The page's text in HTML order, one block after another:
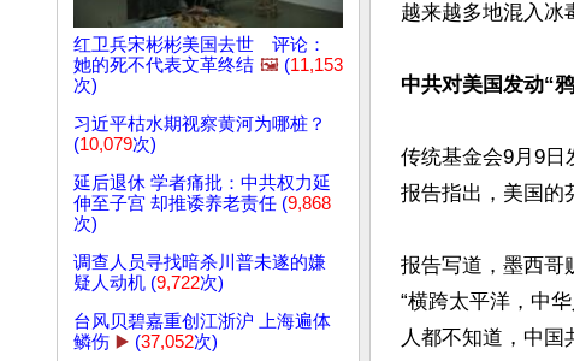
红卫兵宋彬彬美国去世 评论：
她的死不代表文革终结 🖼️ (11,153
次)
习近平枯水期视察黄河为哪桩？
(10,079次)
延后退休 学者痛批：中共权力延
伸至子宫 却推诿养老责任 (9,868
次)
调查人员寻找暗杀川普未遂的嫌
疑人动机 (9,722次)
台风贝碧嘉重创江浙沪 上海遍体
鳞伤 ▶️ (37,052次)
越来越多地混入冰
中共对美国发动“
传统基金会9月9日
报告指出，美国的
报告写道，墨西哥
“横跨太平洋，中
人都不知道，中